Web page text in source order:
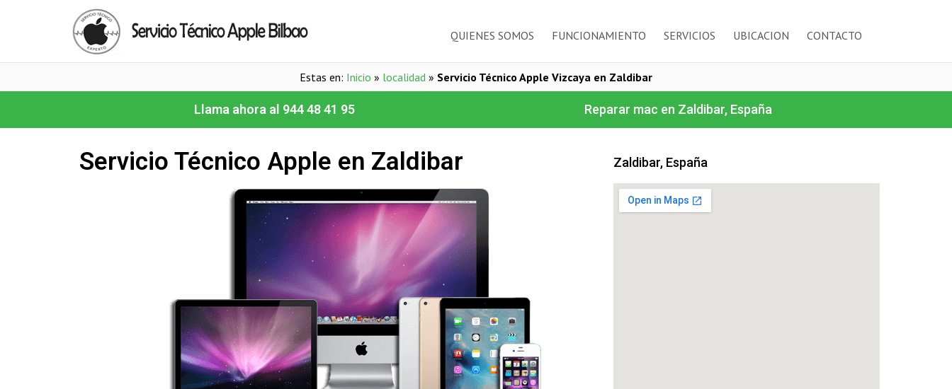
QUIENES SOMOS FUNCIONAMIENTO SERVICIOS UBICACION CONTACTO
Estas en: Inicio » localidad » Servicio Técnico Apple Vizcaya en Zaldibar
Llama ahora al 944 48 41 95 Reparar mac en Zaldibar, España
Servicio Técnico Apple en Zaldibar Zaldibar, España